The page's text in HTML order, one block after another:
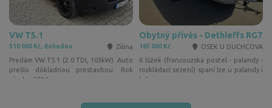
VW T5.1
510 000 Kč, dohodou
Zilina
Predám VW T5.1 (2.0 TDI, 103kW). Auto
prešlo dôkladnou prestavbou. Rok
výroby: 2014 …
Obytný přívěs - Dethleffs RG7
165 000 Kč
OSEK U DUCHCOVA
6 lůžek (francouzská postel - palandy -
rozkládací sezení) spaní lze u palandy i
ložnice…